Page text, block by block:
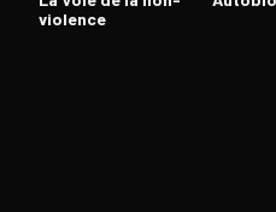
violence